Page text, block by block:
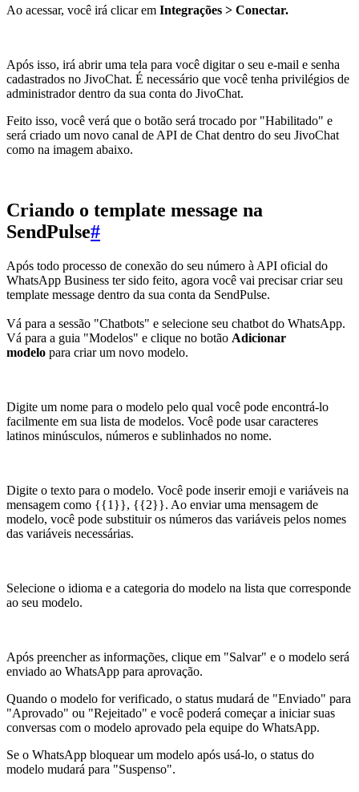
Ao acessar, você irá clicar em Integrações > Conectar.
Após isso, irá abrir uma tela para você digitar o seu e-mail e senha
cadastrados no JivoChat. É necessário que você tenha privilégios de
administrador dentro da sua conta do JivoChat.
Feito isso, você verá que o botão será trocado por "Habilitado" e
será criado um novo canal de API de Chat dentro do seu JivoChat
como na imagem abaixo.
Criando o template message na
SendPulse#
Após todo processo de conexão do seu número à API oficial do
WhatsApp Business ter sido feito, agora você vai precisar criar seu
template message dentro da sua conta da SendPulse.
Vá para a sessão "Chatbots" e selecione seu chatbot do WhatsApp.
Vá para a guia "Modelos" e clique no botão Adicionar
modelo para criar um novo modelo.
Digite um nome para o modelo pelo qual você pode encontrá-lo
facilmente em sua lista de modelos. Você pode usar caracteres
latinos minúsculos, números e sublinhados no nome.
Digite o texto para o modelo. Você pode inserir emoji e variáveis na
mensagem como {{1}}, {{2}}. Ao enviar uma mensagem de
modelo, você pode substituir os números das variáveis pelos nomes
das variáveis necessárias.
Selecione o idioma e a categoria do modelo na lista que corresponde
ao seu modelo.
Após preencher as informações, clique em "Salvar" e o modelo será
enviado ao WhatsApp para aprovação.
Quando o modelo for verificado, o status mudará de "Enviado" para
"Aprovado" ou "Rejeitado" e você poderá começar a iniciar suas
conversas com o modelo aprovado pela equipe do WhatsApp.
Se o WhatsApp bloquear um modelo após usá-lo, o status do
modelo mudará para "Suspenso".